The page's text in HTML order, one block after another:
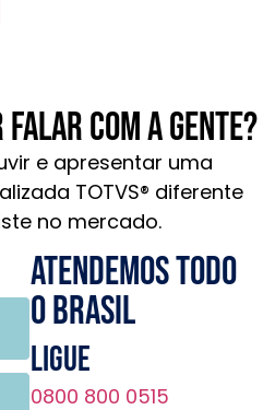
falar com a gente?
e apresentar uma
TOTVS® diferente
no mercado.
Atendemos todo
o brasil
Ligue
0800 800 0515